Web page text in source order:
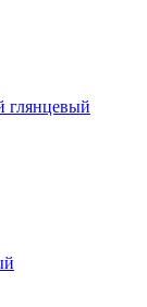
глянцевый